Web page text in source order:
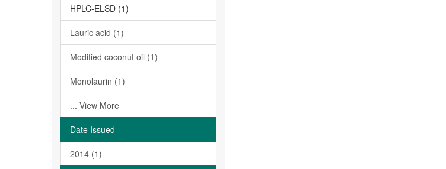
HPLC-ELSD (1)
Lauric acid (1)
Modified coconut oil (1)
Monolaurin (1)
... View More
Date Issued
2014 (1)